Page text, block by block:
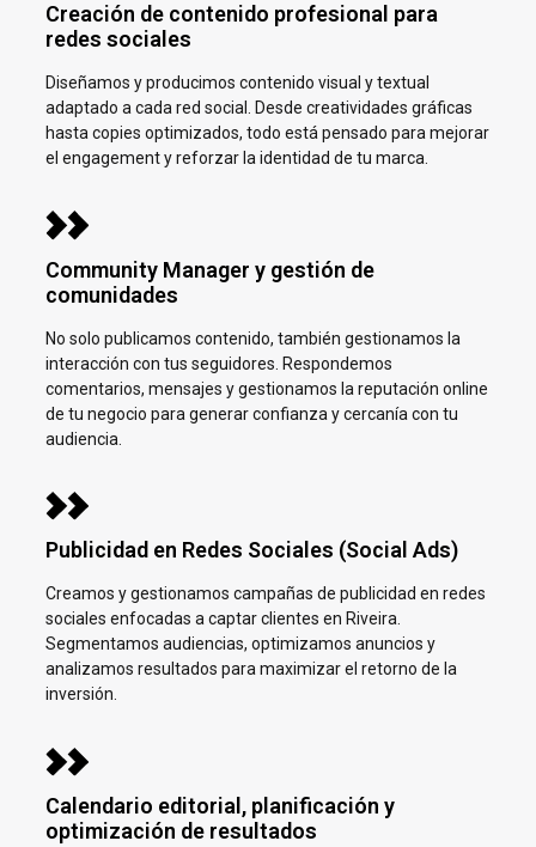
Creación de contenido profesional para
redes sociales
Diseñamos y producimos contenido visual y textual
adaptado a cada red social. Desde creatividades gráficas
hasta copies optimizados, todo está pensado para mejorar
el engagement y reforzar la identidad de tu marca.
Community Manager y gestión de
comunidades
No solo publicamos contenido, también gestionamos la
interacción con tus seguidores. Respondemos
comentarios, mensajes y gestionamos la reputación online
de tu negocio para generar confianza y cercanía con tu
audiencia.
Publicidad en Redes Sociales (Social Ads)
Creamos y gestionamos campañas de publicidad en redes
sociales enfocadas a captar clientes en Riveira.
Segmentamos audiencias, optimizamos anuncios y
analizamos resultados para maximizar el retorno de la
inversión.
Calendario editorial, planificación y
optimización de resultados